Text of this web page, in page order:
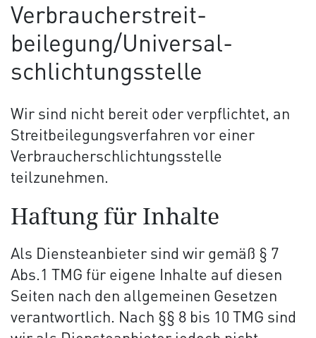
Verbraucher­streit­
beilegung/Universal­
schlichtungs­stelle
Wir sind nicht bereit oder verpflichtet, an
Streitbeilegungsverfahren vor einer
Verbraucherschlichtungsstelle
teilzunehmen.
Haftung für Inhalte
Als Diensteanbieter sind wir gemäß § 7
Abs.1 TMG für eigene Inhalte auf diesen
Seiten nach den allgemeinen Gesetzen
verantwortlich. Nach §§ 8 bis 10 TMG sind